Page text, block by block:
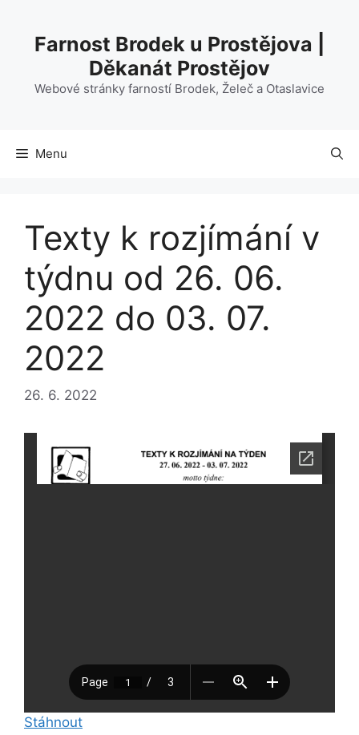
obsahFarnost Brodek u Prostějova |
Děkanát Prostějov
Webové stránky farností Brodek, Želeč a Otaslavice
Menu
Texty k rozjímání v
týdnu od 26. 06.
2022 do 03. 07.
2022
26. 6. 2022
Stáhnout